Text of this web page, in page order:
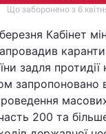
Що заборонено з 6
Кабінет
задля
запропоновано
200 та